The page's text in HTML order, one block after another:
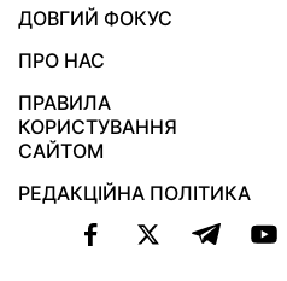
ДОВГИЙ ФОКУС
ПРО НАС
ПРАВИЛА
КОРИСТУВАННЯ
САЙТОМ
РЕДАКЦІЙНА ПОЛІТИКА